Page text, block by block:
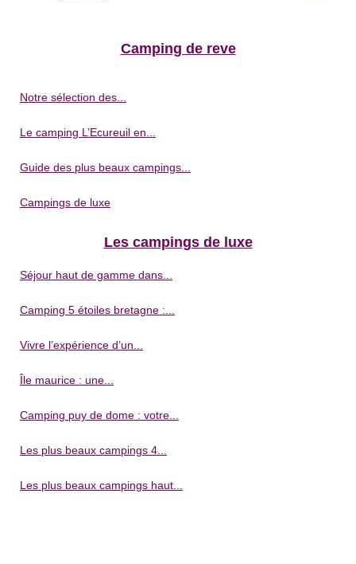
Camping de reve
Notre sélection des...
Le camping L’Ecureuil en...
Guide des plus beaux campings...
Campings de luxe
Les campings de luxe
Séjour haut de gamme dans...
Camping 5 étoiles bretagne :...
Vivre l’expérience d’un...
Île maurice : une...
Camping puy de dome : votre...
Les plus beaux campings 4...
Les plus beaux campings haut...